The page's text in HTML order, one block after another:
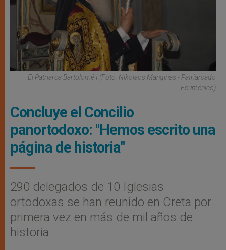
El Patriarca Bartolomé I (Foto: Nikolaos Manginas - Patriarcado
Ecuménico)
Concluye el Concilio
panortodoxo: "Hemos escrito una
página de historia"
290 delegados de 10 Iglesias
ortodoxas se han reunido en Creta por
primera vez en más de mil años de
historia